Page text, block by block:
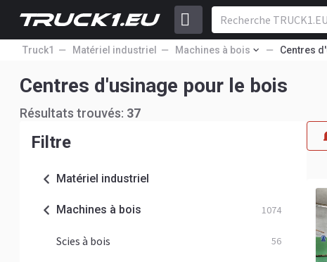
Truck1 Matériel industriel Machines à bois Centres
Centres d'usinage pour le bois
Résultats trouvés: 37
Filtre
Matériel industriel
Machines à bois 1074
Scies à bois 56